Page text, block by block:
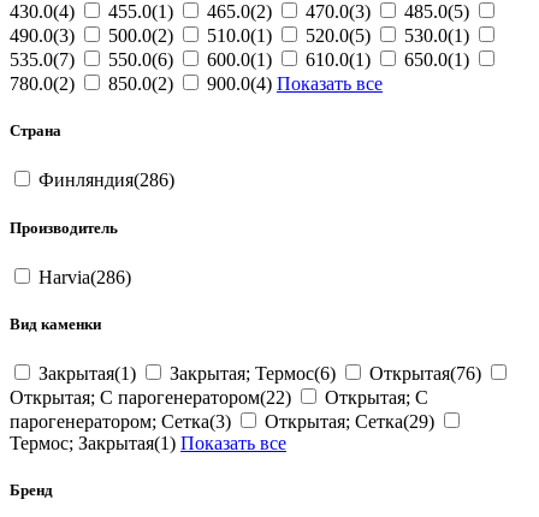
430.0(4)
455.0(1) 465.0(2) 470.0(3)
485.0(5)
490.0(3)
500.0(2) 510.0(1) 520.0(5)
530.0(1)
535.0(7)
550.0(6) 600.0(1) 610.0(1)
650.0(1)
780.0(2)
850.0(2) 900.0(4) Показать все
Страна
Финляндия(286)
Производитель
Harvia(286)
Вид каменки
Закрытая(1) Закрытая; Термос(6)
Открытая(76)
Открытая; С парогенератором(22)
Открытая; С
парогенератором; Сетка(3)
Открытая; Сетка(29)
Термос; Закрытая(1) Показать все
Бренд